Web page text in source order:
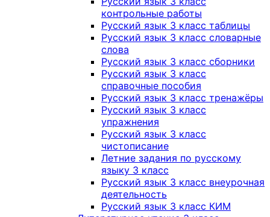
контрольные работы
Русский язык 3 класс таблицы
Русский язык 3 класс словарные
слова
Русский язык 3 класс сборники
Русский язык 3 класс
справочные пособия
Русский язык 3 класс тренажёры
Русский язык 3 класс
упражнения
Русский язык 3 класс
чистописание
Летние задания по русскому
языку 3 класс
Русский язык 3 класс внеурочная
деятельность
Русский язык 3 класс КИМ